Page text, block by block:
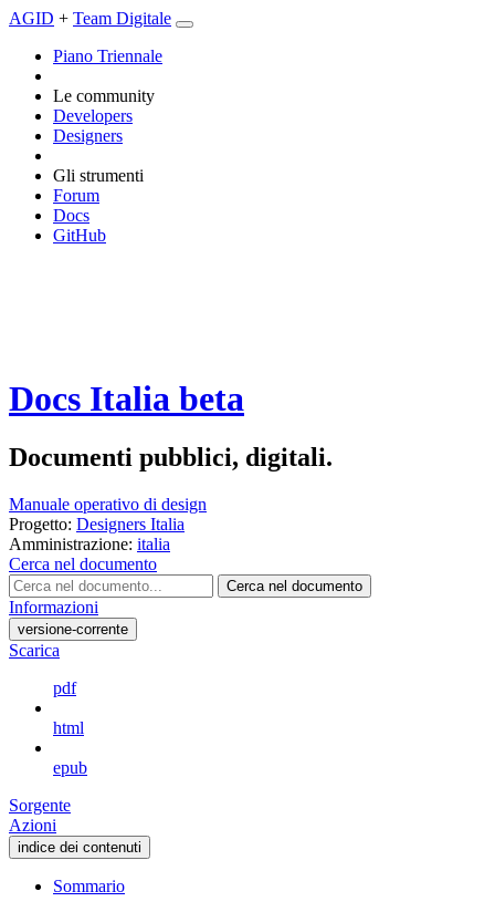
AGID + Team Digitale
Piano Triennale
Le community
Developers
Designers
Gli strumenti
Forum
Docs
GitHub
Docs Italia beta
Documenti pubblici, digitali.
Manuale operativo di design
Progetto: Designers Italia
Amministrazione: italia
Cerca nel documento
Cerca nel documento
Informazioni
versione-corrente
Scarica
pdf
html
epub
Sorgente
Azioni
indice dei contenuti
Sommario